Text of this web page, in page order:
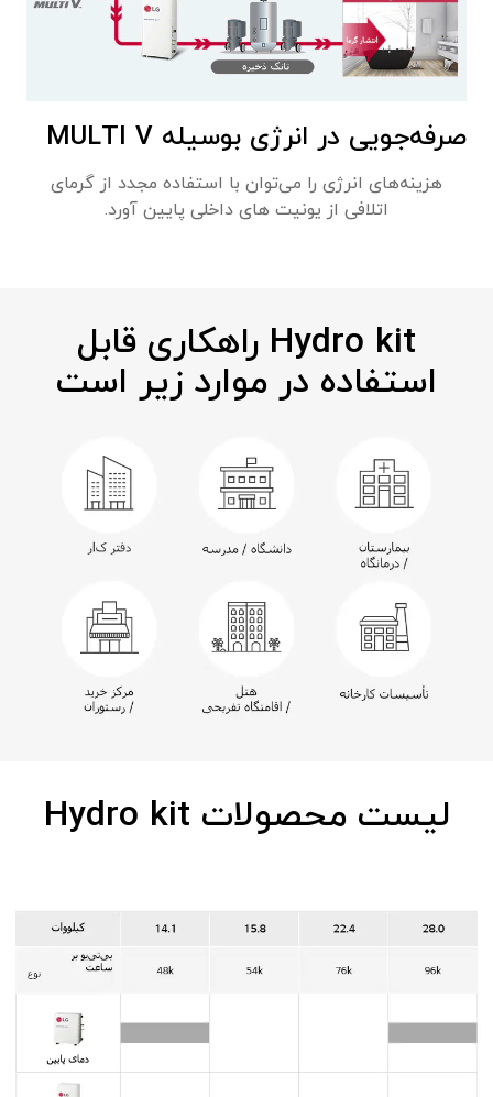
صرفه‌جویی در انرژی بوسیله MULTI V
هزینه‌های انرژی را می‌توان با استفاده مجدد از گرمای
اتلافی از یونیت های داخلی پایین آورد.
Hydro kit راهکاری قابل
استفاده در موارد زیر است
لیست محصولات Hydro kit